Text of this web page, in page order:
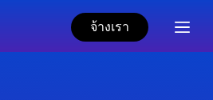
จ้างเรา